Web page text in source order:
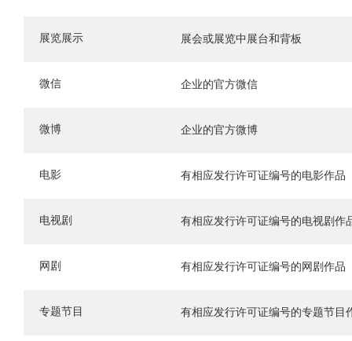
展览展示 展会或展览中展台和背板
微信 企业的官方微信
微博 企业的官方微博
电影 有相应发行许可证编号的电影作品
电视剧 有相应发行许可证编号的电视剧作
网剧 有相应发行许可证编号的网剧作品
专题节目 有相应发行许可证编号的专题节目